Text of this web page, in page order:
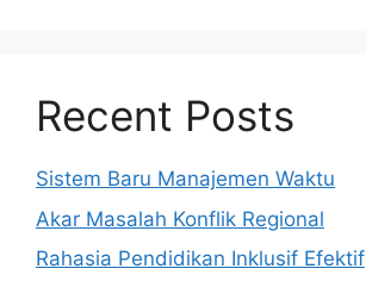
Recent Posts
Sistem Baru Manajemen Waktu
Akar Masalah Konflik Regional
Rahasia Pendidikan Inklusif Efektif